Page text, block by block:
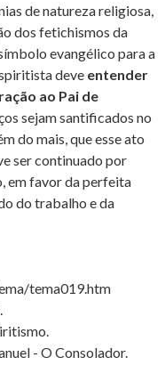
de natureza religiosa,
dos fetichismos da
evangélico para a
deve entender
ao Pai de
sejam santificados no
do mais, que esse ato
ser continuado por
em favor da perfeita
do trabalho e da
tema019.htm
- O Consolador.